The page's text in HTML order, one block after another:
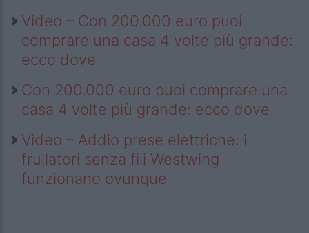
Video – Con 200.000 euro puoi
comprare una casa 4 volte più grande:
ecco dove
Con 200.000 euro puoi comprare una
casa 4 volte più grande: ecco dove
Video – Addio prese elettriche: i
frullatori senza fili Westwing
funzionano ovunque